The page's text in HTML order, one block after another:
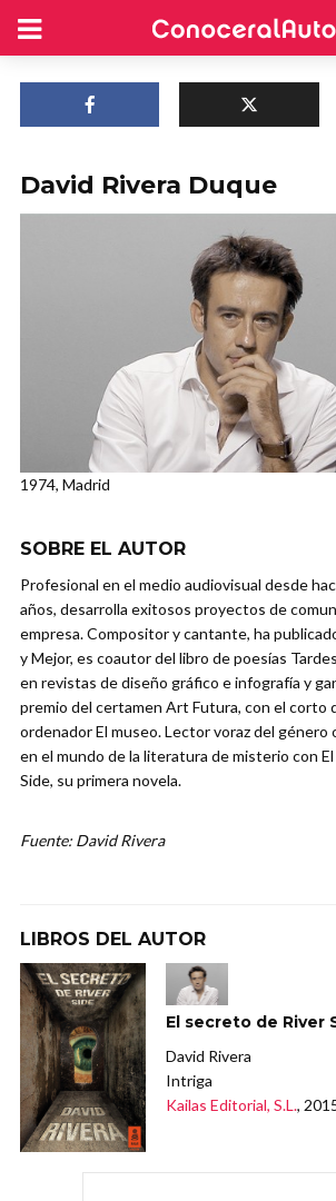
David Rivera Duque
1974, Madrid
SOBRE EL AUTOR
Profesional en el medio audiovisual desde
años, desarrolla exitosos proyectos de
empresa. Compositor y cantante, ha
y Mejor, es coautor del libro de poesías
en revistas de diseño gráfico e infografía y
premio del certamen Art Futura, con el corto
ordenador El museo. Lector voraz del género
en el mundo de la literatura de misterio con
Side, su primera novela.
Fuente: David Rivera
LIBROS DEL AUTOR
El secreto de River
David Rivera
Intriga
Kailas Editorial, S.L.,